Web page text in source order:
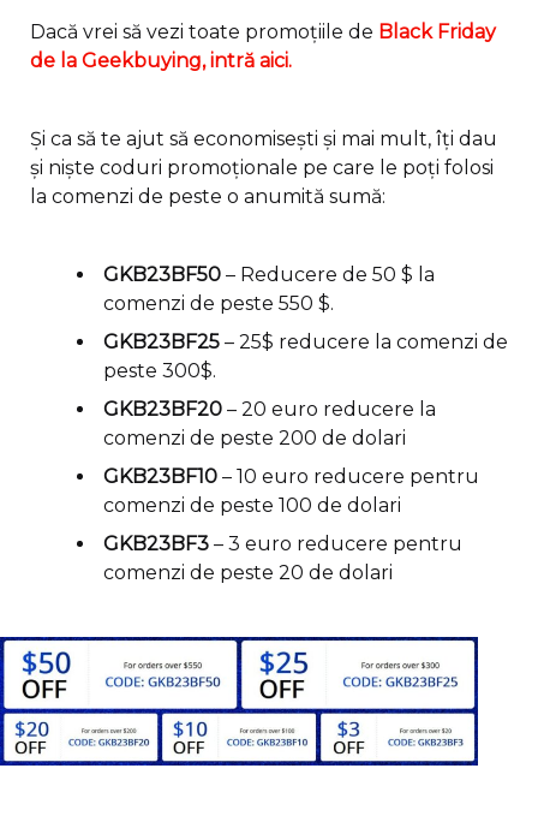
Dacă vrei să vezi toate promoțiile de Black Friday
de la Geekbuying, intră aici.
Și ca să te ajut să economisești și mai mult, îți dau
și niște coduri promoționale pe care le poți folosi
la comenzi de peste o anumită sumă:
GKB23BF50 – Reducere de 50 $ la
comenzi de peste 550 $.
GKB23BF25 – 25$ reducere la comenzi de
peste 300$.
GKB23BF20 – 20 euro reducere la
comenzi de peste 200 de dolari
GKB23BF10 – 10 euro reducere pentru
comenzi de peste 100 de dolari
GKB23BF3 – 3 euro reducere pentru
comenzi de peste 20 de dolari